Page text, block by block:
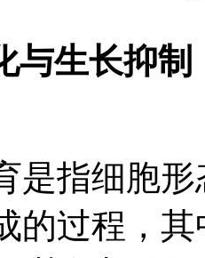
与生长抑制
是指细胞
的过程，